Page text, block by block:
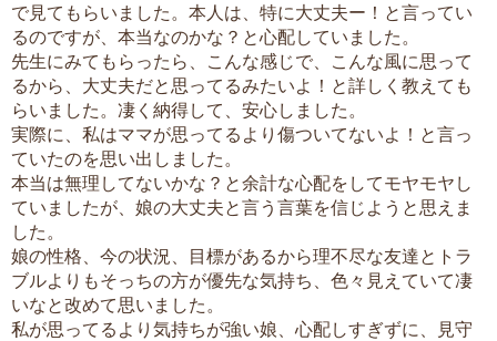
で見てもらいました。本人は、特に大丈夫ー！と言ってい
るのですが、本当なのかな？と心配していました。
先生にみてもらったら、こんな感じで、こんな風に思って
るから、大丈夫だと思ってるみたいよ！と詳しく教えても
らいました。凄く納得して、安心しました。
実際に、私はママが思ってるより傷ついてないよ！と言っ
ていたのを思い出しました。
本当は無理してないかな？と余計な心配をしてモヤモヤし
ていましたが、娘の大丈夫と言う言葉を信じようと思えま
した。
娘の性格、今の状況、目標があるから理不尽な友達とトラ
ブルよりもそっちの方が優先な気持ち、色々見えていて凄
いなと改めて思いました。
私が思ってるより気持ちが強い娘、心配しすぎずに、見守